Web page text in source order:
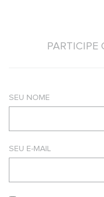
PARTICIPE
SEU NOME
SEU E-MAIL